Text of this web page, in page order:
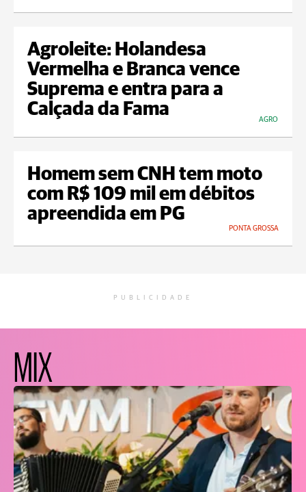
Agroleite: Holandesa
Vermelha e Branca vence
Suprema e entra para a
Calçada da Fama
AGRO
Homem sem CNH tem moto
com R$ 109 mil em débitos
apreendida em PG
PONTA GROSSA
PUBLICIDADE
MIX